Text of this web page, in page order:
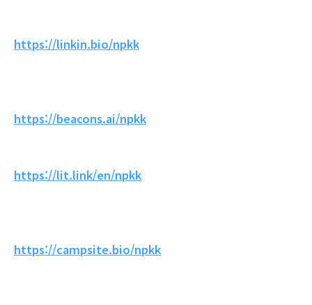
https://linkin.bio/npkk
https://beacons.ai/npkk
https://lit.link/en/npkk
https://campsite.bio/npkk